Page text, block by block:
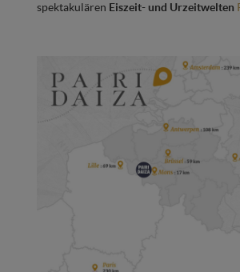
spektakulären Eiszeit- und Urzeitwelten